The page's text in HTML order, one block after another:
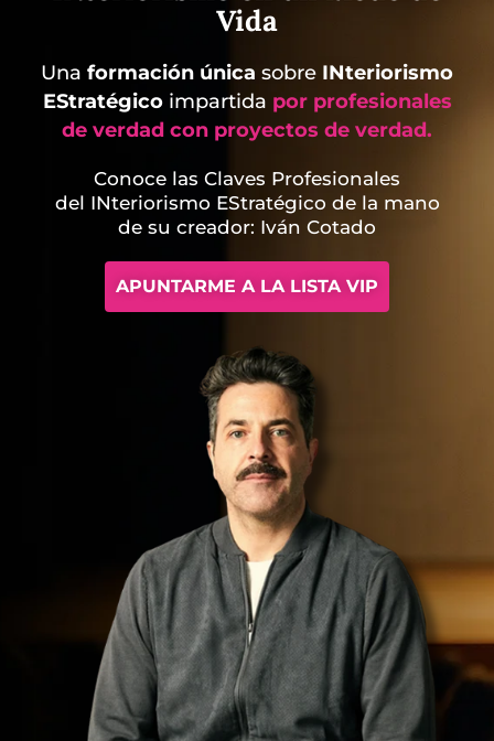
Vida
Una formación única sobre INteriorismo
EStratégicoimpartida por profesionales
de verdad con proyectos de verdad.
Conoce las Claves Profesionales
del INteriorismo EStratégico de la mano
de su creador: Iván Cotado
APUNTARME A LA LISTA VIP